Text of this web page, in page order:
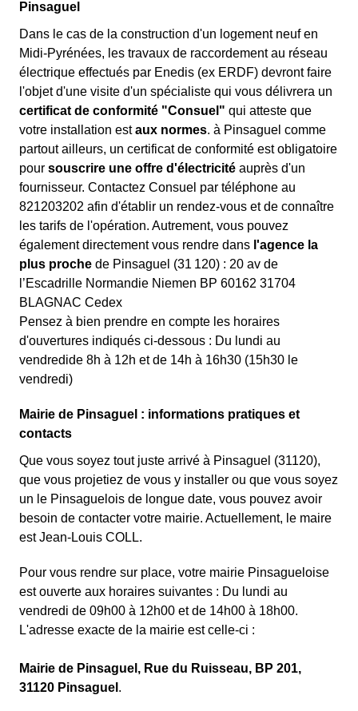
Pinsaguel
Dans le cas de la construction d'un logement neuf en
Midi-Pyrénées, les travaux de raccordement au réseau
électrique effectués par Enedis (ex ERDF) devront faire
l'objet d'une visite d'un spécialiste qui vous délivrera un
certificat de conformité "Consuel" qui atteste que
votre installation estaux normes. à Pinsaguel comme
partout ailleurs, un certificat de conformité est obligatoire
pour souscrire une offre d'électricité auprès d'un
fournisseur. Contactez Consuel par téléphone au
821203202 afin d'établir un rendez-vous et de connaître
les tarifs de l'opération. Autrement, vous pouvez
également directement vous rendre dans l'agence la
plus proche de Pinsaguel (31 120) : 20 av de
l’Escadrille Normandie Niemen BP 60162 31704
BLAGNAC Cedex
Pensez à bien prendre en compte les horaires
d'ouvertures indiqués ci-dessous : Du lundi au
vendredide 8h à 12h et de 14h à 16h30 (15h30 le
vendredi)
Mairie de Pinsaguel : informations pratiques et
contacts
Que vous soyez tout juste arrivé à Pinsaguel (31120),
que vous projetiez de vous y installer ou que vous soyez
un le Pinsaguelois de longue date, vous pouvez avoir
besoin de contacter votre mairie. Actuellement, le maire
est Jean-Louis COLL.
Pour vous rendre sur place, votre mairie Pinsagueloise
est ouverte aux horaires suivantes : Du lundi au
vendredi de 09h00 à 12h00 et de 14h00 à 18h00.
L'adresse exacte de la mairie est celle-ci :
Mairie de Pinsaguel, Rue du Ruisseau, BP 201,
31120 Pinsaguel .